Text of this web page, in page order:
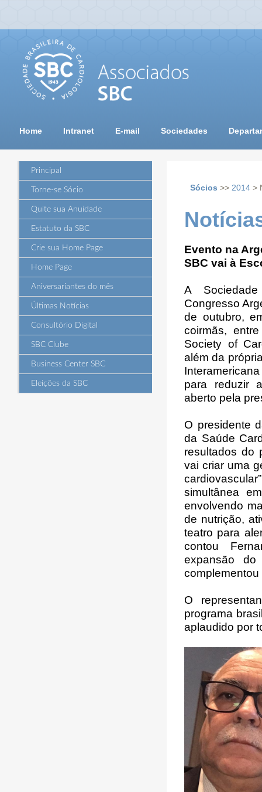
Home Intranet E-mail Sociedades
Principal
Torne-se Sócio
Quite sua Anuidade
Estatuto da SBC
Crie sua Home Page
Home Page
Aniversariantes do mês
Últimas Notícias
Consultório Digital
SBC Clube
Business Center SBC
Eleições da SBC
Sócios >> 2014 >
Evento na
SBC vai à
A
Congresso
de outubro,
coirmãs,
Society of
além da
para reduzir
aberto pela
O presidente
da Saúde
resultados do
vai criar uma
simultânea
envolvendo
de nutrição,
teatro para
contou
expansão do
O
programa
aplaudido por